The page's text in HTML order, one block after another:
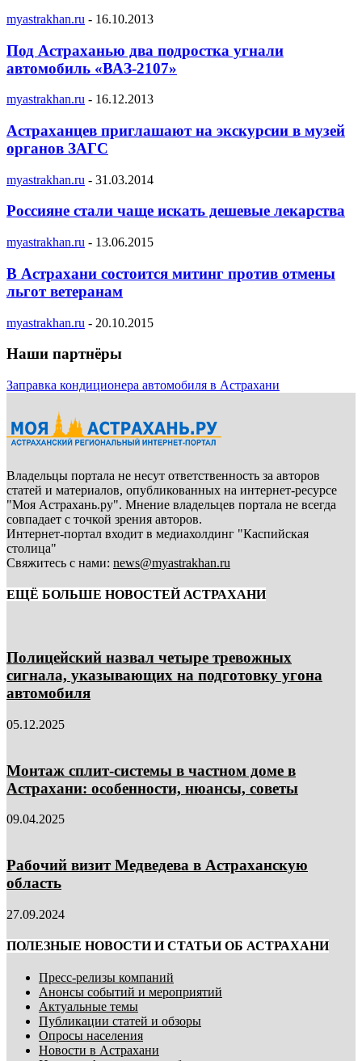
myastrakhan.ru - 16.10.2013
Под Астраханью два подростка угнали
автомобиль «ВАЗ-2107»
myastrakhan.ru - 16.12.2013
Астраханцев приглашают на экскурсии в музей
органов ЗАГС
myastrakhan.ru - 31.03.2014
Россияне стали чаще искать дешевые лекарства
myastrakhan.ru - 13.06.2015
В Астрахани состоится митинг против отмены
льгот ветеранам
myastrakhan.ru - 20.10.2015
Наши партнёры
Заправка кондиционера автомобиля в Астрахани
Владельцы портала не несут ответственность за авторов
статей и материалов, опубликованных на интернет-ресурсе
"Моя Астрахань.ру". Мнение владельцев портала не всегда
совпадает с точкой зрения авторов.
Интернет-портал входит в медиахолдинг "Каспийская
столица"
Свяжитесь с нами: news@myastrakhan.ru
ЕЩЁ БОЛЬШЕ НОВОСТЕЙ АСТРАХАНИ
Полицейский назвал четыре тревожных
сигнала, указывающих на подготовку угона
автомобиля
05.12.2025
Монтаж сплит-системы в частном доме в
Астрахани: особенности, нюансы, советы
09.04.2025
Рабочий визит Медведева в Астраханскую
область
27.09.2024
ПОЛЕЗНЫЕ НОВОСТИ И СТАТЬИ ОБ АСТРАХАНИ
Пресс-релизы компаний
Анонсы событий и мероприятий
Актуальные темы
Публикации статей и обзоры
Опросы населения
Новости в Астрахани